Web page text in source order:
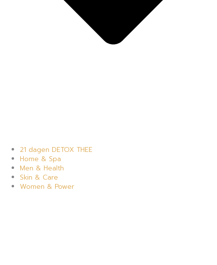
21 dagen DETOX THEE
Home & Spa
Men & Health
Skin & Care
Women & Power